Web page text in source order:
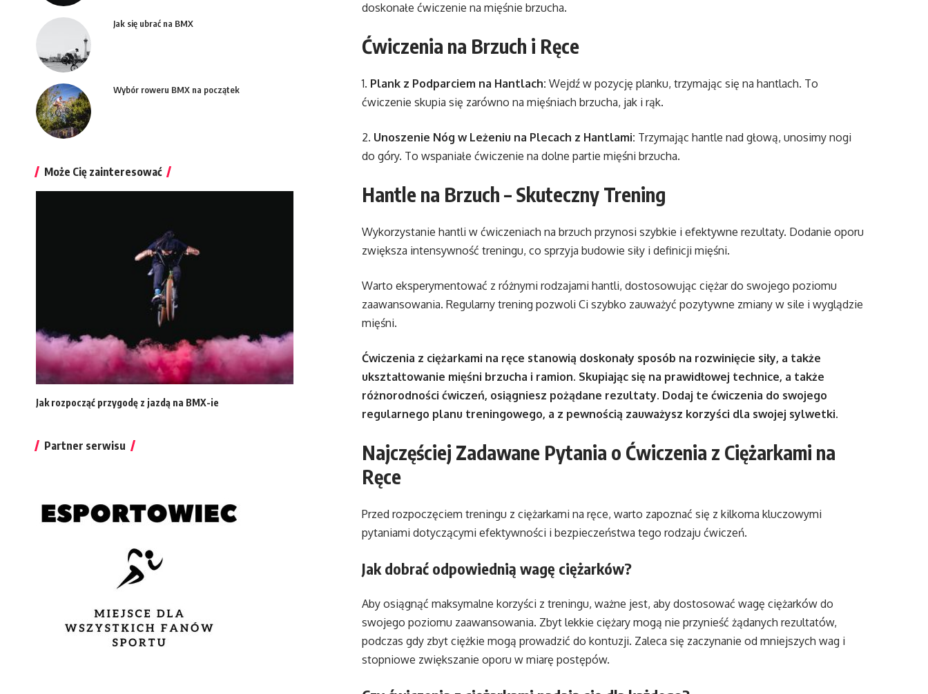
doskonałe ćwiczenie na mięśnie brzucha.
Ćwiczenia na Brzuch i Ręce
1. Plank z Podparciem na Hantlach: Wejdź w pozycję planku, trzymając się na hantlach. To
ćwiczenie skupia się zarówno na mięśniach brzucha, jak i rąk.
2. Unoszenie Nóg w Leżeniu na Plecach z Hantlami: Trzymając hantle nad głową, unosimy nogi
do góry. To wspaniałe ćwiczenie na dolne partie mięśni brzucha.
Hantle na Brzuch – Skuteczny Trening
Wykorzystanie hantli w ćwiczeniach na brzuch przynosi szybkie i efektywne rezultaty. Dodanie oporu
zwiększa intensywność treningu, co sprzyja budowie siły i definicji mięśni.
Warto eksperymentować z różnymi rodzajami hantli, dostosowując ciężar do swojego poziomu
zaawansowania. Regularny trening pozwoli Ci szybko zauważyć pozytywne zmiany w sile i wyglądzie
mięśni.
Ćwiczenia z ciężarkami na ręce stanowią doskonały sposób na rozwinięcie siły, a także
ukształtowanie mięśni brzucha i ramion. Skupiając się na prawidłowej technice, a także
różnorodności ćwiczeń, osiągniesz pożądane rezultaty. Dodaj te ćwiczenia do swojego
regularnego planu treningowego, a z pewnością zauważysz korzyści dla swojej sylwetki.
Najczęściej Zadawane Pytania o Ćwiczenia z Ciężarkami na
Ręce
Przed rozpoczęciem treningu z ciężarkami na ręce, warto zapoznać się z kilkoma kluczowymi
pytaniami dotyczącymi efektywności i bezpieczeństwa tego rodzaju ćwiczeń.
Jak dobrać odpowiednią wagę ciężarków?
Aby osiągnąć maksymalne korzyści z treningu, ważne jest, aby dostosować wagę ciężarków do
swojego poziomu zaawansowania. Zbyt lekkie ciężary mogą nie przynieść żądanych rezultatów,
podczas gdy zbyt ciężkie mogą prowadzić do kontuzji. Zaleca się zaczynanie od mniejszych wag i
stopniowe zwiększanie oporu w miarę postępów.
Jak się ubrać na BMX
Wybór roweru BMX na początek
Może Cię zainteresować
Jak rozpocząć przygodę z jazdą na BMX-ie
Partner serwisu